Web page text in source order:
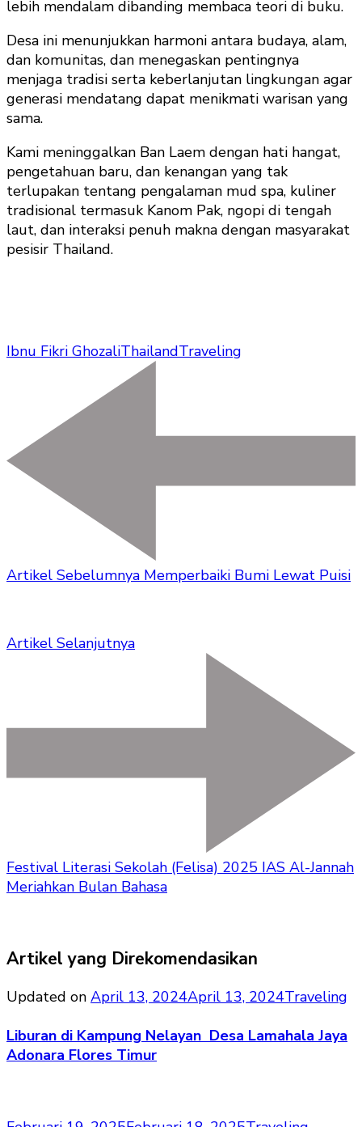
lebih mendalam dibanding membaca teori di buku.
Desa ini menunjukkan harmoni antara budaya, alam,
dan komunitas, dan menegaskan pentingnya
menjaga tradisi serta keberlanjutan lingkungan agar
generasi mendatang dapat menikmati warisan yang
sama.
Kami meninggalkan Ban Laem dengan hati hangat,
pengetahuan baru, dan kenangan yang tak
terlupakan tentang pengalaman mud spa, kuliner
tradisional termasuk Kanom Pak, ngopi di tengah
laut, dan interaksi penuh makna dengan masyarakat
pesisir Thailand.
Ibnu Fikri GhozaliThailandTraveling
Artikel Sebelumnya Memperbaiki Bumi Lewat Puisi
Artikel Selanjutnya
Festival Literasi Sekolah (Felisa) 2025 IAS Al-Jannah
Meriahkan Bulan Bahasa
Artikel yang Direkomendasikan
Updated on April 13, 2024April 13, 2024Traveling
Liburan di Kampung Nelayan Desa Lamahala Jaya
Adonara Flores Timur